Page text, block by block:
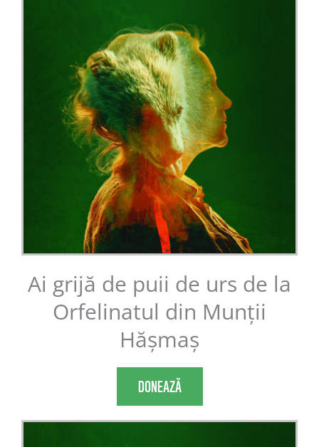
Ai grijă de puii de urs de la
Orfelinatul din Munții
Hășmaș
DONEAZĂ